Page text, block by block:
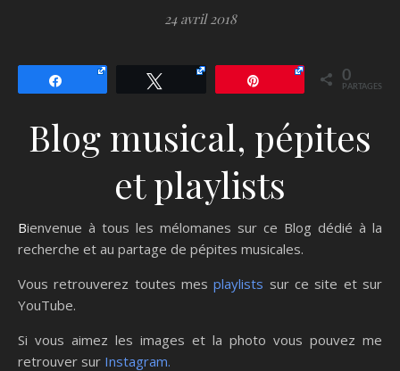
24 avril 2018
0
PARTAGES
Blog musical, pépites
et playlists
Bienvenue à tous les mélomanes sur ce Blog dédié à la
recherche et au partage de pépites musicales.
Vous retrouverez toutes mesplaylists sur ce site et sur
YouTube.
Si vous aimez les images et la photo vous pouvez me
retrouver sur Instagram.